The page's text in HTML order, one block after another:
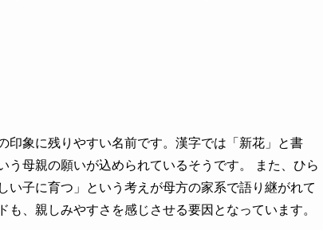
印象に残りやすい名前です。漢字では「新花」と書
母親の願いが込められているそうです。 また、ひら
子に育つ」という考えが母方の家系で語り継がれて
、親しみやすさを感じさせる要因となっています。